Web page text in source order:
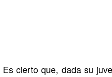
Es cierto que, dada su